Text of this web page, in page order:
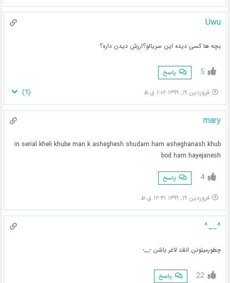
Uwu
بچه ها کسی دیده این سریالو؟ارزش دیدن داره؟
5 پاسخ
فروردین ۱۹, ۱۳۹۹ ۱:۰۲ ق.ظ (
1
)
mary
in serial kheli khube man k asheghesh shudam ham asheghanash khub
bod ham hayejanesh
4 پاسخ
فروردین ۱۹, ۱۳۹۹ ۱۲:۳۱ ق.ظ
^__^
چطورمیتونن انقد لاغر باشن -__-
22 پاسخ